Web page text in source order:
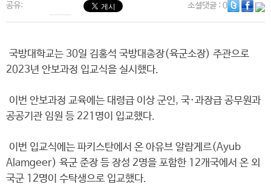
공유: 소셜댓글: 0
국방대학교는 30일 김홍석 국방대총장(육군소장) 주관으로
2023년 안보과정 입교식을 실시했다.
이번 안보과정 교육에는 대령급 이상 군인, 국·과장급 공무원과
공공기관 임원 등 221명이 입교했다.
이번 입교식에는 파키스탄에서 온 아유브 알람게르(Ayub
Alamgeer) 육군 준장 등 장성 2명을 포함한 12개국에서 온 외
국군 12명이 수탁생으로 입교했다.